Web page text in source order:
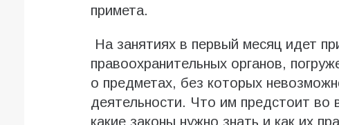
примета.
На занятиях в первый месяц идет
правоохранительных органов,
о предметах, без которых
деятельности. Что им предстоит во
какие законы нужно знать и как их